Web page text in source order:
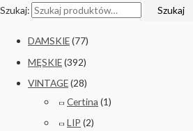
Szukaj: Szukaj
DAMSKIE(77)
MĘSKIE(392)
VINTAGE(28)
Certina (1)
LIP (2)